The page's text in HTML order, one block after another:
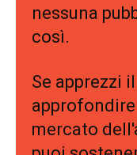
nessuna
così.
Se apprezzi
mercato